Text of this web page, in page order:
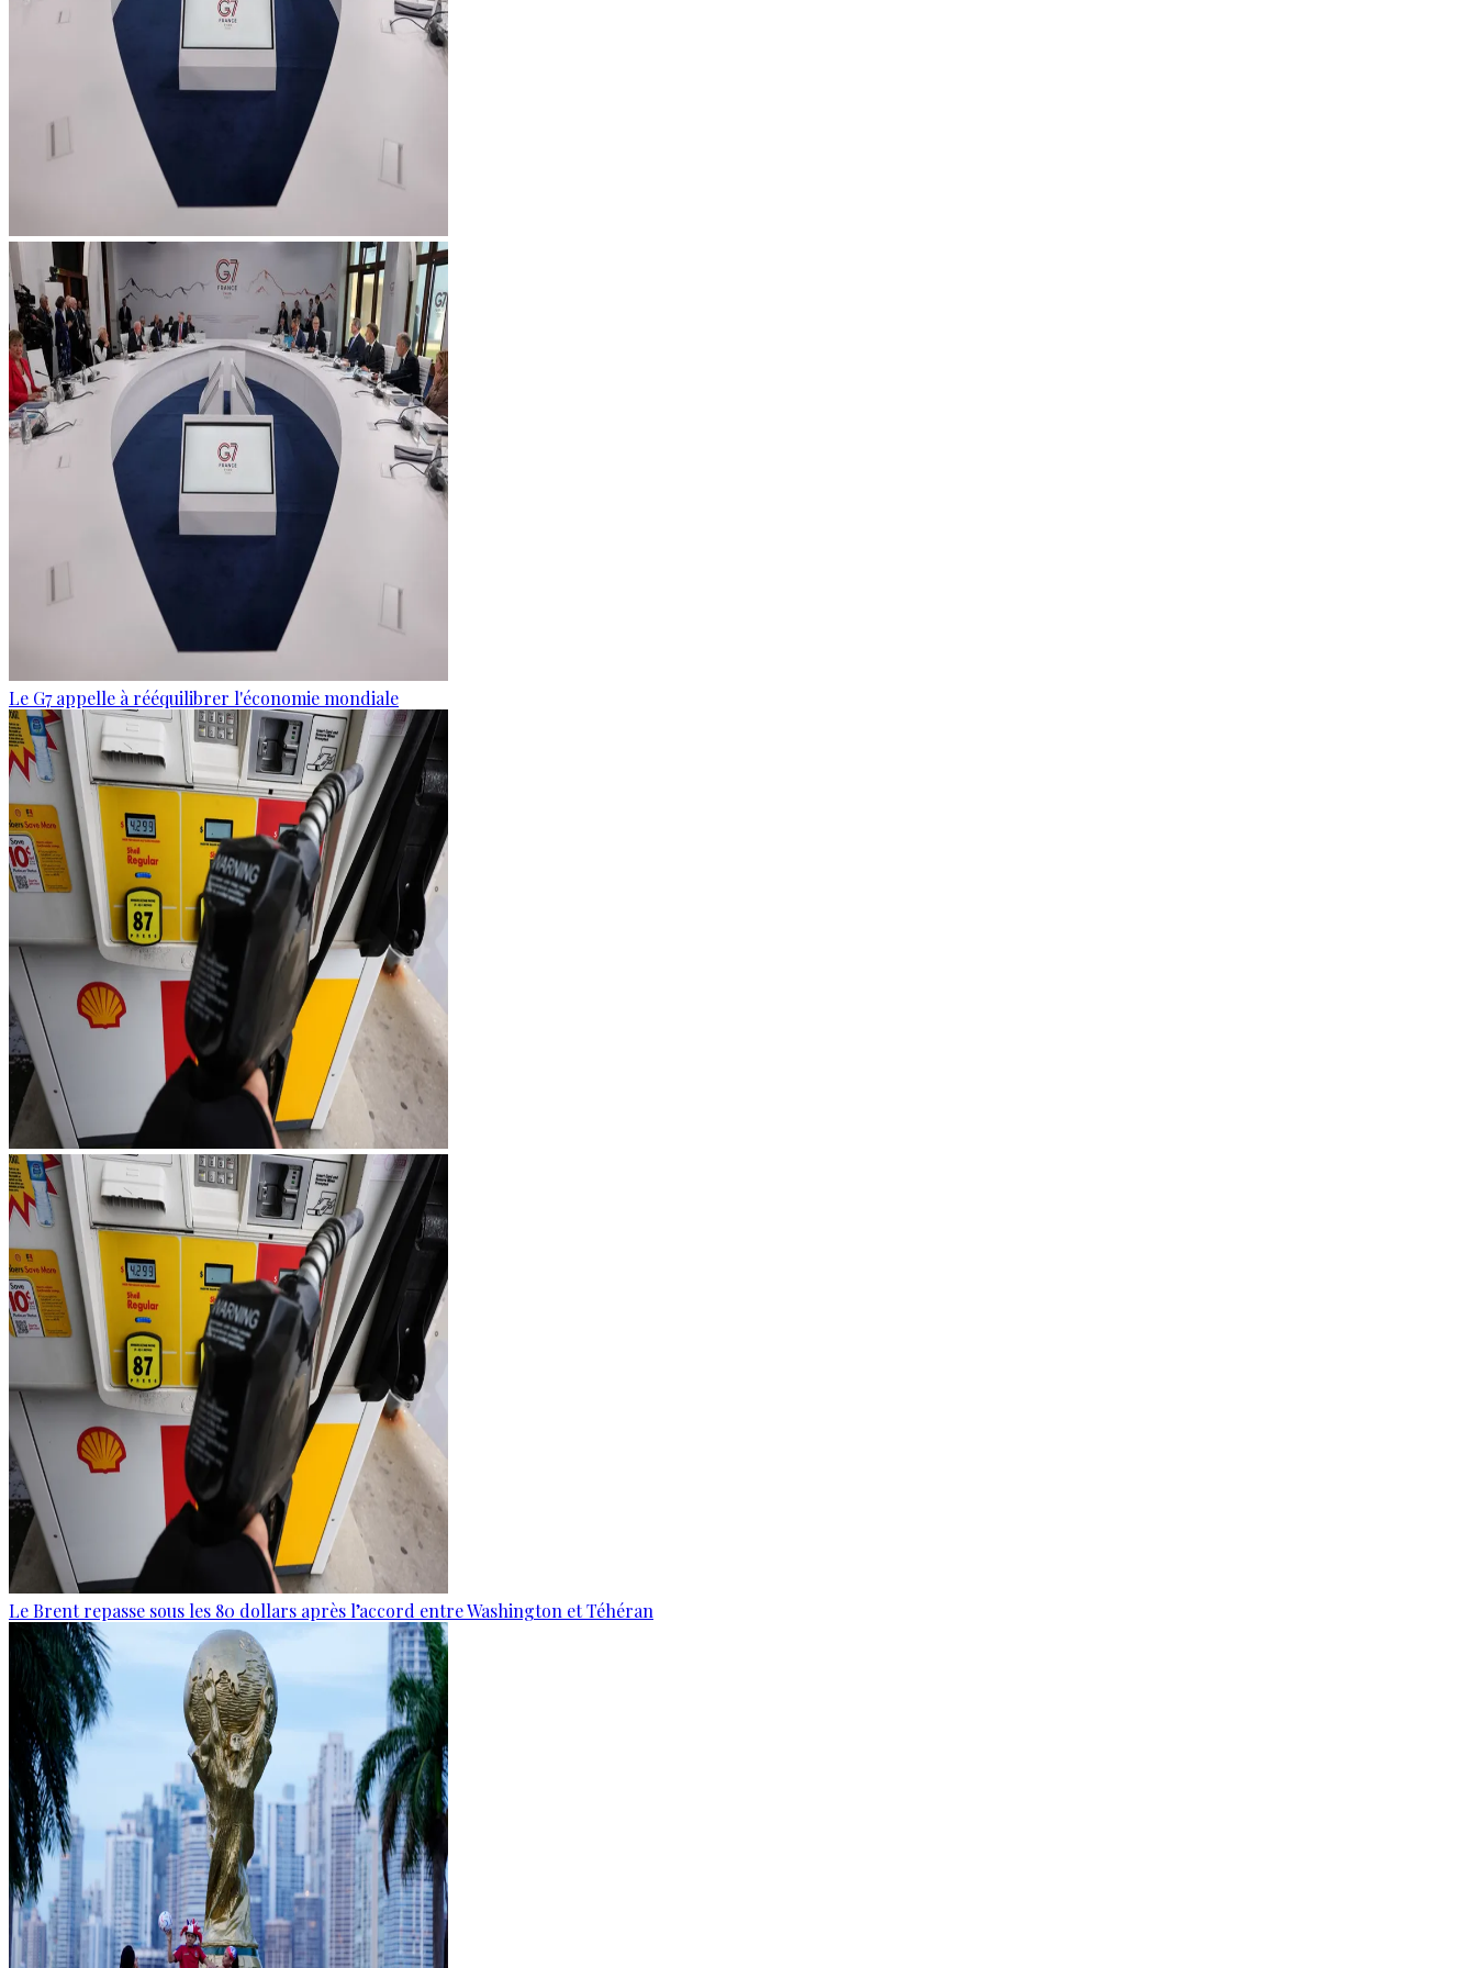
Le G7 appelle à rééquilibrer l'économie mondiale
Le Brent repasse sous les 80 dollars après l’accord entre Washington et Téhéran